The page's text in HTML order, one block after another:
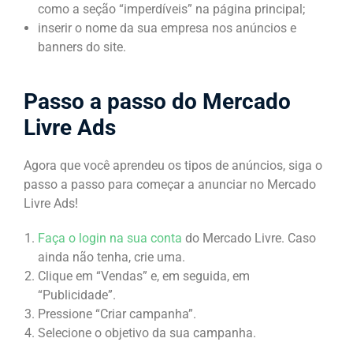
como a seção “imperdíveis” na página principal;
inserir o nome da sua empresa nos anúncios e
banners do site.
Passo a passo do Mercado
Livre Ads
Agora que você aprendeu os tipos de anúncios, siga o
passo a passo para começar a anunciar no Mercado
Livre Ads!
Faça o login na sua conta do Mercado Livre. Caso
ainda não tenha, crie uma.
Clique em “Vendas” e, em seguida, em
“Publicidade”.
Pressione “Criar campanha”.
Selecione o objetivo da sua campanha.